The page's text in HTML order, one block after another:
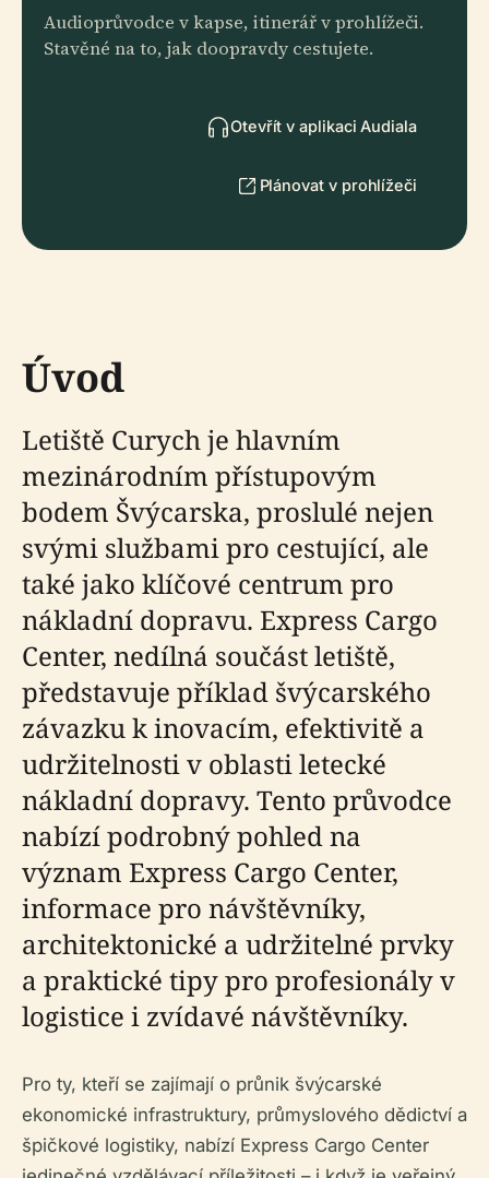
Audioprůvodce v kapse, itinerář v prohlížeči.
Stavěné na to, jak doopravdy cestujete.
Otevřít v aplikaci Audiala
Plánovat v prohlížeči
Úvod
Letiště Curych je hlavním
mezinárodním přístupovým
bodem Švýcarska, proslulé nejen
svými službami pro cestující, ale
také jako klíčové centrum pro
nákladní dopravu. Express Cargo
Center, nedílná součást letiště,
představuje příklad švýcarského
závazku k inovacím, efektivitě a
udržitelnosti v oblasti letecké
nákladní dopravy. Tento průvodce
nabízí podrobný pohled na
význam Express Cargo Center,
informace pro návštěvníky,
architektonické a udržitelné prvky
a praktické tipy pro profesionály v
logistice i zvídavé návštěvníky.
Pro ty, kteří se zajímají o průnik švýcarské
ekonomické infrastruktury, průmyslového dědictví a
špičkové logistiky, nabízí Express Cargo Center